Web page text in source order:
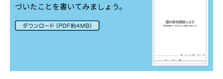
づいたことを書いてみましょう。